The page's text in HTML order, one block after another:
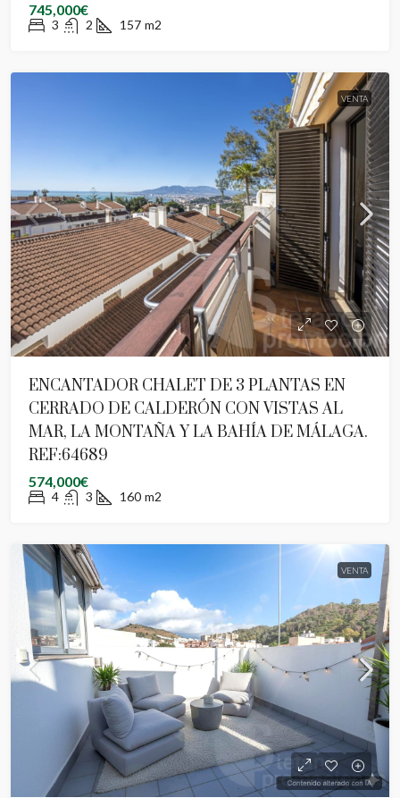
745,000€
3 2 157 m2
VENTA
ENCANTADOR CHALET DE 3 PLANTAS EN
CERRADO DE CALDERÓN CON VISTAS AL
MAR, LA MONTAÑA Y LA BAHÍA DE MÁLAGA.
REF:64689
574,000€
4 3 160 m2
VENTA